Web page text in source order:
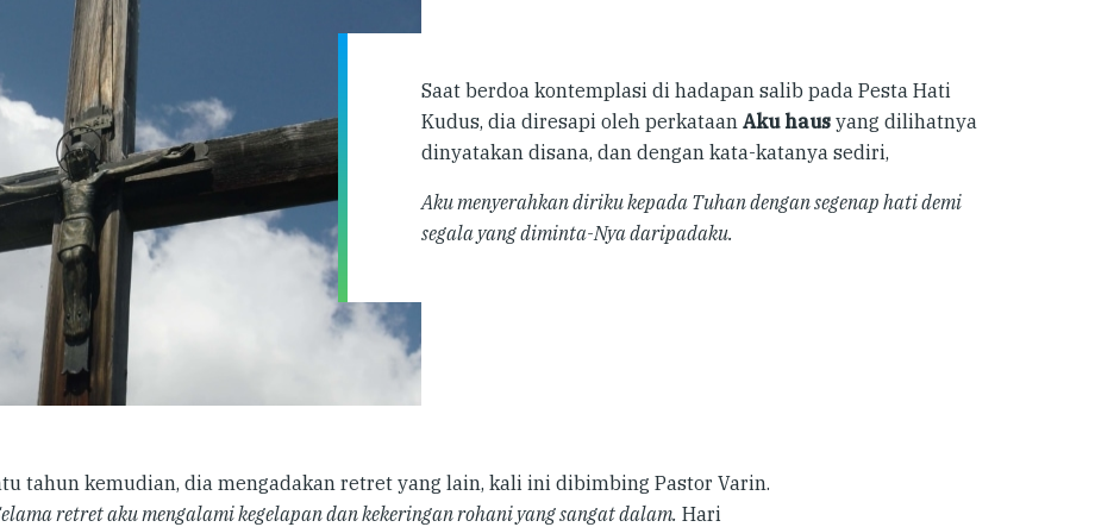
Saat berdoa kontemplasi di hadapan salib pada Pesta Hati
Kudus, dia diresapi oleh perkataan Aku hausyang dilihatnya
dinyatakan disana, dan dengan kata-katanya sediri,
Aku menyerahkan diriku kepada Tuhan dengan segenap hati demi
segala yang diminta-Nya daripadaku.
tahun kemudian, dia mengadakan retret yang lain, kali ini dibimbing Pastor Varin.
retret aku mengalami kegelapan dan kekeringan rohani yang sangat dalam. Hari